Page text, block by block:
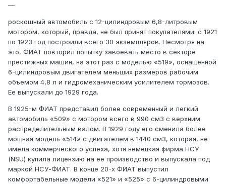
—
роскошный автомобиль с 12-цилиндровым 6,8-литровым
мотором, который, правда, не был принят покупателями: с 1921
по 1923 год построили всего 30 экземпляров. Несмотря на
это, ФИАТ повторил попытку завоевать место в секторе
престижных машин, на этот раз с моделью «519», оснащенной
6-цилиндровым двигателем меньших размеров рабочим
объемом 4,8 л и гидромеханическим усилителем тормозов.
Ее выпускали до 1929 года.
В 1925-м ФИАТ представил более современный и легкий
автомобиль «509» с мотором всего в 990 см3 с верхним
распределительным валом. В 1929 году его сменила более
мощная модель «514» с двигателем в 1440 см3, которая, не
имела коммерческого успеха, хотя немецкая фирма НСУ
(NSU) купила лицензию на ее производство и выпускала под
маркой НСУ-ФИАТ. В конце 20-х ФИАТ выпустил
комфортабельные модели «521» и «525» с 6-цилиндровыми